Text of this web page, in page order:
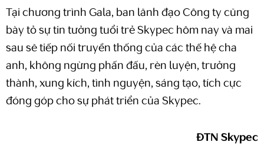
Tại chương trình Gala, ban lãnh đạo Công ty cũng
bày tỏ sự tin tưởng tuổi trẻ Skypec hôm nay và mai
sau sẽ tiếp nối truyền thống của các thế hệ cha
anh, không ngừng phấn đấu, rèn luyện, trưởng
thành, xung kích, tình nguyện, sáng tạo, tích cực
đóng góp cho sự phát triển của Skypec.
ĐTN Skypec